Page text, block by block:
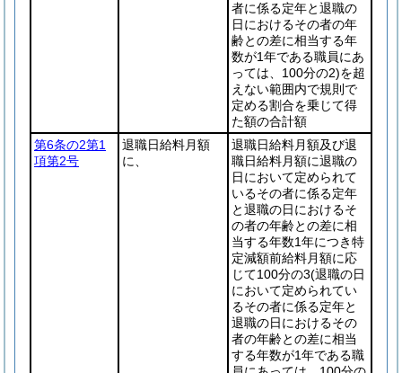
者に係る定年と退職の
日におけるその者の年
齢との差に相当する年
数が1年である職員にあ
っては、100分の2)を超
えない範囲内で規則で
定める割合を乗じて得
た額の合計額
第6条の2第1
項第2号
退職日給料月額
に、
退職日給料月額及び退
職日給料月額に退職の
日において定められて
いるその者に係る定年
と退職の日におけるそ
の者の年齢との差に相
当する年数1年につき特
定減額前給料月額に応
じて100分の3(退職の日
において定められてい
るその者に係る定年と
退職の日におけるその
者の年齢との差に相当
する年数が1年である職